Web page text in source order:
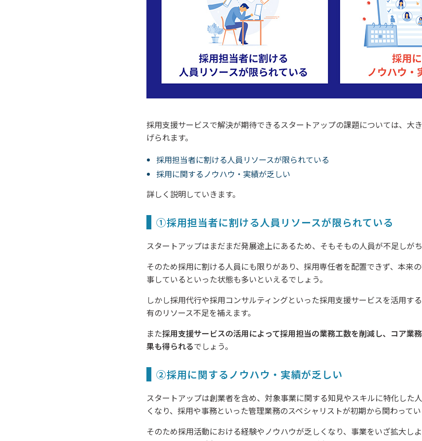
採用支援サービスで解決が期待できるスタートアップの課題については、大
げられます。
採用担当者に割ける人員リソースが限られている
採用に関するノウハウ・実績が乏しい
詳しく説明していきます。
①採用担当者に割ける人員リソースが限られている
スタートアップはまだまだ発展途上にあるため、そもそもの人員が不足しがち
そのため採用に割ける人員にも限りがあり、採用専任者を配置できず、本来
事しているといった状態も多いといえるでしょう。
しかし採用代行や採用コンサルティングといった採用支援サービスを活用す
有のリソース不足を補えます。
また採用支援サービスの活用によって採用担当の業務工数を削減し、コア業
果も得られるでしょう。
②採用に関するノウハウ・実績が乏しい
スタートアップは創業者を含め、対象事業に関する知見やスキルに特化した
くなり、採用や事務といった管理業務のスペシャリストが初期から関わってい
そのため採用活動における経験やノウハウが乏しくなり、事業をいざ拡大し